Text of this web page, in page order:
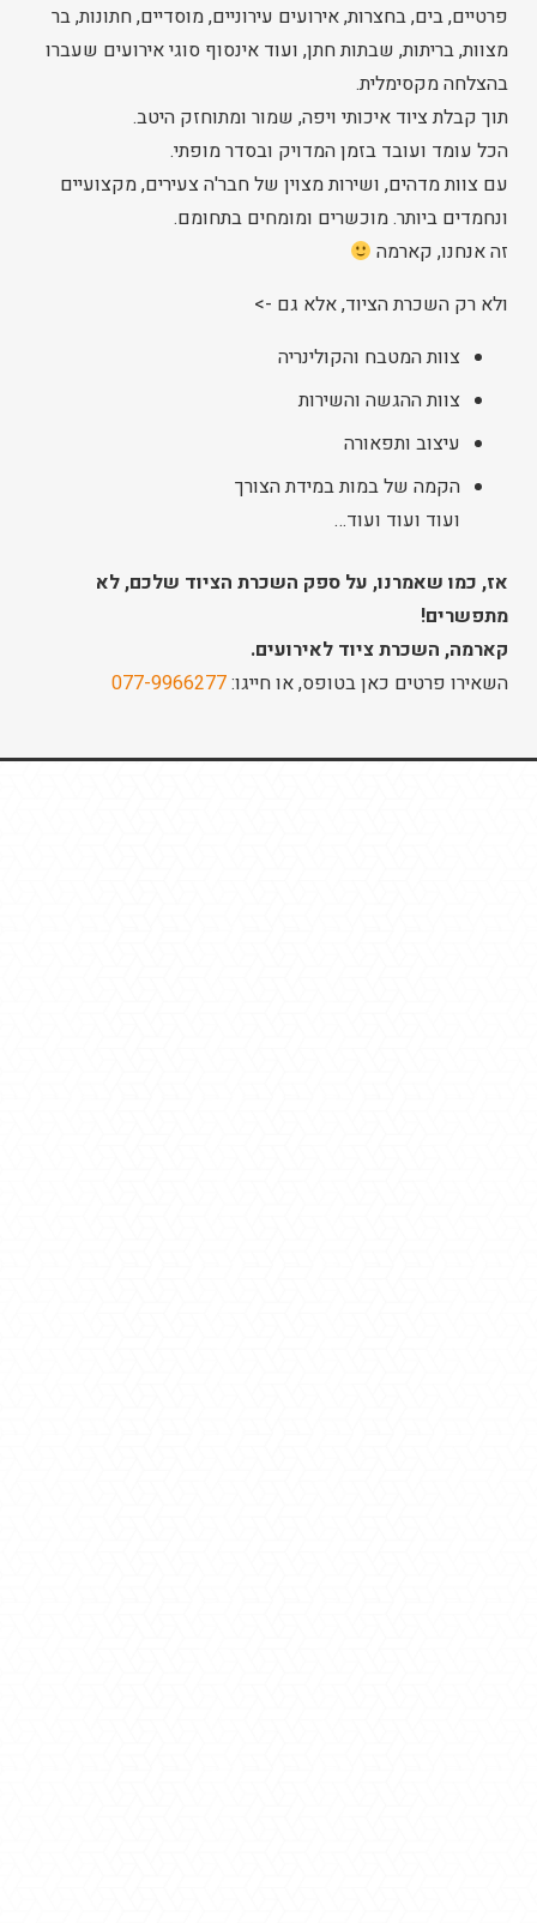
פרטיים, בים, בחצרות, אירועים עירוניים, מוסדיים, חתונות, בר
מצוות, בריתות, שבתות חתן, ועוד אינסוף סוגי אירועים שעברו
בהצלחה מקסימלית.
תוך קבלת ציוד איכותי ויפה, שמור ומתוחזק היטב.
הכל עומד ועובד בזמן המדויק ובסדר מופתי.
עם צוות מדהים, ושירות מצוין של חבר'ה צעירים, מקצועיים
ונחמדים ביותר. מוכשרים ומומחים בתחומם.
זה אנחנו, קארמה
ולא רק השכרת הציוד, אלא גם ->
צוות המטבח והקולינריה
צוות ההגשה והשירות
עיצוב ותפאורה
הקמה של במות במידת הצורך
ועוד ועוד ועוד…
אז, כמו שאמרנו, על ספק השכרת הציוד שלכם, לא
מתפשרים!
קארמה, השכרת ציוד לאירועים.
השאירו פרטים כאן בטופס, או חייגו:077-9966277